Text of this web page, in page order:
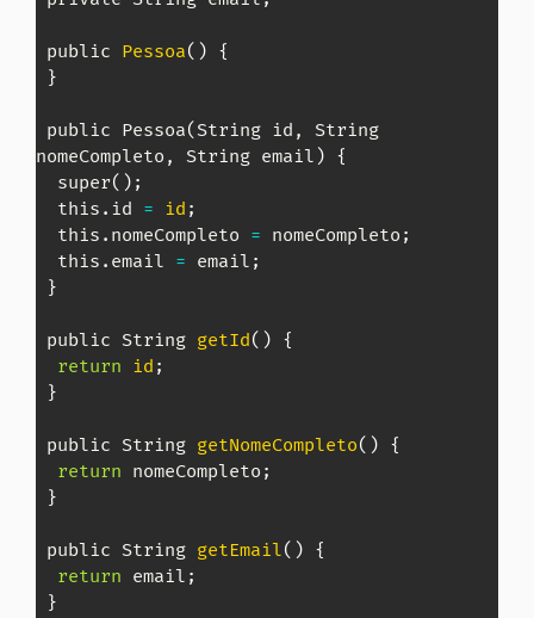
public Pessoa( ) {
}
public Pessoa( String id, String
nomeCompleto, String email ) {
  super
( ) ;
  this.id
= id ;
  this.nomeCompleto
= nomeCompleto ;
  this.email
= email ;
}
public String getId( ) {
return id ;
}
public String getNomeCompleto( ) {
return nomeCompleto ;
}
public String getEmail( ) {
return email ;
}